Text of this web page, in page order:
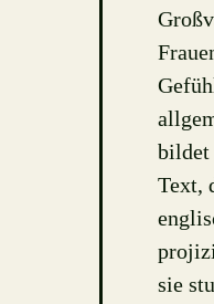
bildet
Text,
sie